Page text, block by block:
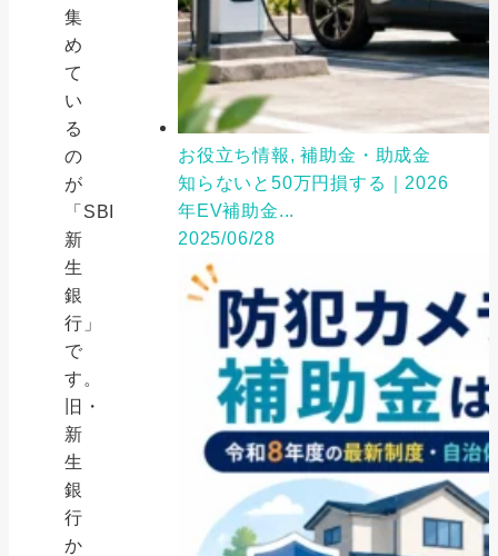
集
め
て
い
る
の
が
「SBI
新
生
銀
行」
で
す。
旧・
新
生
銀
行
か
お役立ち情報, 補助金・助成金
知らないと50万円損する｜2026
年EV補助金...
2025/06/28